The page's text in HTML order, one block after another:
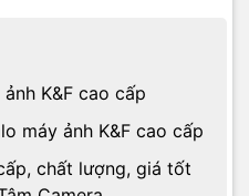
K&F cao cấp
máy ảnh K&F cao cấp
chất lượng, giá tốt